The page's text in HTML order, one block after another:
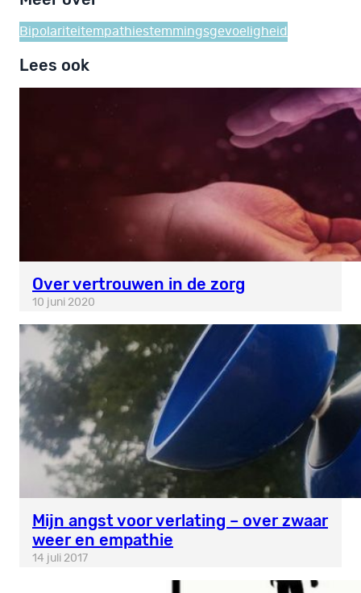
Bipolariteitempathiestemmingsgevoeligheid
Lees ook
Over vertrouwen in de zorg
10 juni 2020
Mijn angst voor verlating – over zwaar
weer en empathie
14 juli 2017